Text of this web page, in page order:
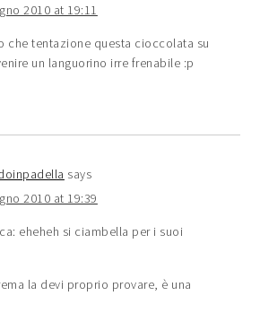
2010 at 19:11
che tentazione questa cioccolata su
un languorino irre frenabile :p
says
2010 at 19:39
eheheh si ciambella per i suoi
la devi proprio provare, è una